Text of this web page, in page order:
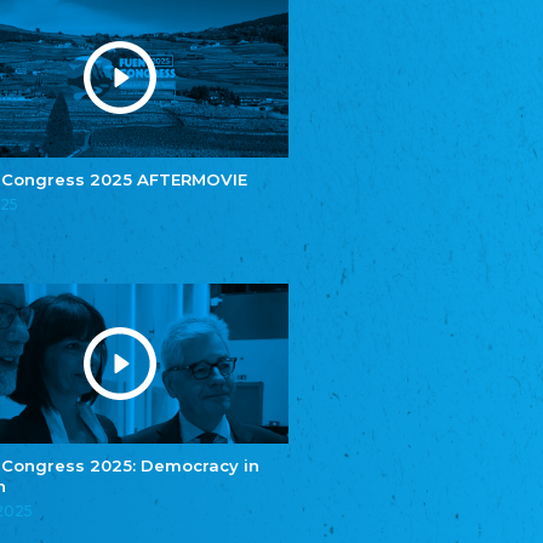
Congress 2025 AFTERMOVIE
Congress 2025: Democracy in
Youth of European Nationalities (YEN)
Youth of European Nationalities (YEN)
Zentralrat der Jenischen in Deutschland
e.V.
Central Council of Yenish in Germany
Zentralrat Deutscher Sinti und Roma
Central Council of German Sinti and Roma
Związek Polaków w Niemczech
Union of Poles in Germany
Bund Deutscher Nordschleswiger (BDN)
Federation of Germans in Northern Schleswig
Grænseforeningen
Danish Border Association
Eestimaa Rahvuste Ühendus
Estonian Union of National Minorities
Eestimaa Valgevenelaste Assotsiatsioon
Estonian Belorusian Association
Estonian German Society